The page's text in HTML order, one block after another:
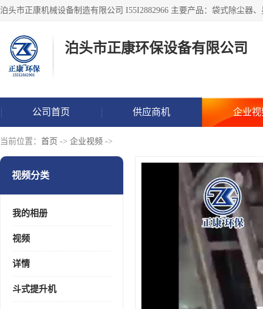
泊头市正康环保设备有限公司
公司首页 供应商机 企业视
当前位置： 首页 -> 企业视频 ->
视频分类
我的相册
视频
详情
斗式提升机